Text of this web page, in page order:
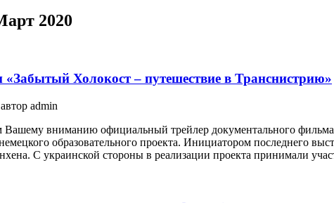
2020
Холокост – путешествие в Транснистрию»
admin
Вашему вниманию официальный трейлер документального
образовательного проекта. Инициатором последнего
С украинской стороны в реализации проекта принимали